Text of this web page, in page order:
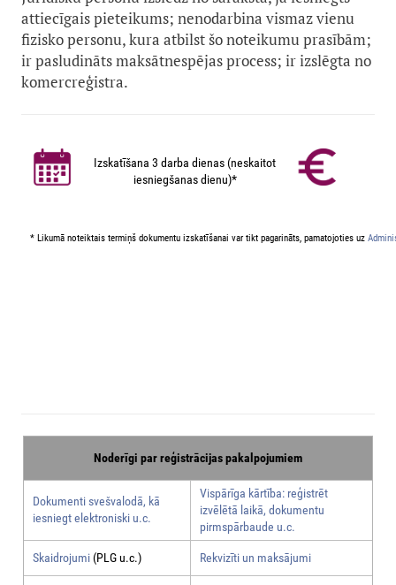
attiecīgais pieteikums; nenodarbina vismaz vienu
fizisko personu, kura atbilst šo noteikumu prasībām;
ir pasludināts maksātnespējas process; ir izslēgta no
komercreģistra.
Izskatīšana 3 darba dienas (neskaitot
iesniegšanas dienu)*
* Likumā noteiktais termiņš dokumentu izskatīšanai var tikt pagarināts, pamatojoties uz
Noderīgi par reģistrācijas pakalpojumiem
Dokumenti svešvalodā, kā
iesniegt elektroniski u.c.
Vispārīga kārtība: reģistrēt
izvēlētā laikā, dokumentu
pirmspārbaude u.c.
Skaidrojumi(PLG u.c.) Rekvizīti un maksājumi